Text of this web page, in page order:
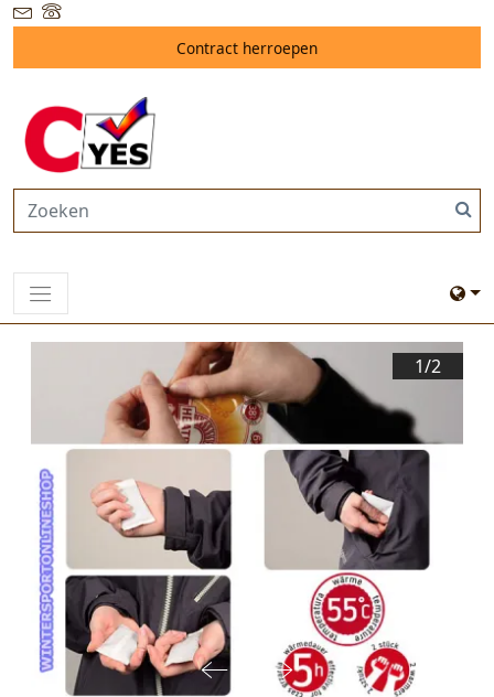
Contract herroepen
1/2